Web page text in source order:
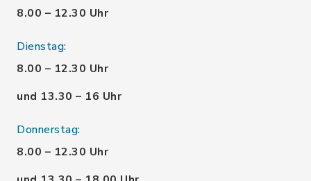
8.00 – 12.30 Uhr
Dienstag:
8.00 – 12.30 Uhr
und 13.30 – 16 Uhr
Donnerstag:
8.00 – 12.30 Uhr